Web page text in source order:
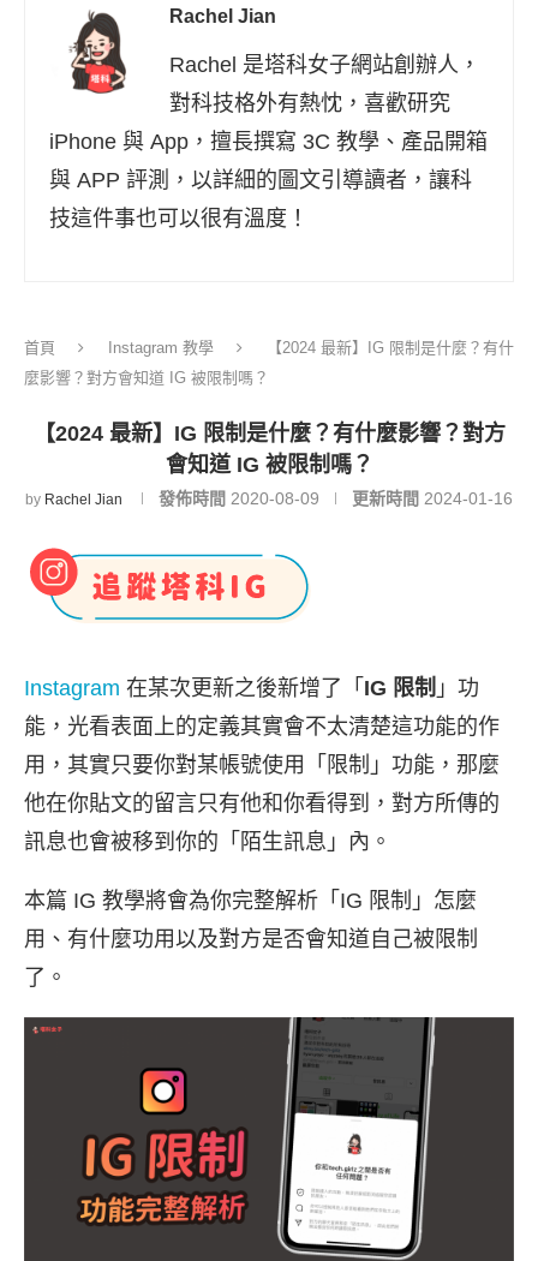
Rachel Jian
Rachel 是塔科女子網站創辦人，
對科技格外有熱忱，喜歡研究
iPhone 與 App，擅長撰寫 3C 教學、產品開箱
與 APP 評測，以詳細的圖文引導讀者，讓科
技這件事也可以很有溫度！
首頁 Instagram 教學
【2024 最新】IG 限制是什麼？有什
麼影響？對方會知道 IG 被限制嗎？
【2024 最新】IG 限制是什麼？有什麼影響？對方
會知道 IG 被限制嗎？
by Rachel Jian 發佈時間 2020-08-09 更新時間 2024-01-16
Instagram 在某次更新之後新增了「 IG 限制 」功
能，光看表面上的定義其實會不太清楚這功能的作
用，其實只要你對某帳號使用「限制」功能，那麼
他在你貼文的留言只有他和你看得到，對方所傳的
訊息也會被移到你的「陌生訊息」內。
本篇 IG 教學將會為你完整解析「IG 限制」怎麼
用、有什麼功用以及對方是否會知道自己被限制
了。